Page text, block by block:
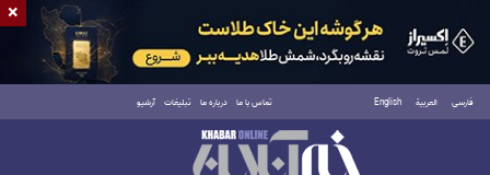
فارسی العربية English تماس با ما درباره ما تبلیغات آرشیو
شنبه ۱۷ مرداد ۱۴۰۵
×